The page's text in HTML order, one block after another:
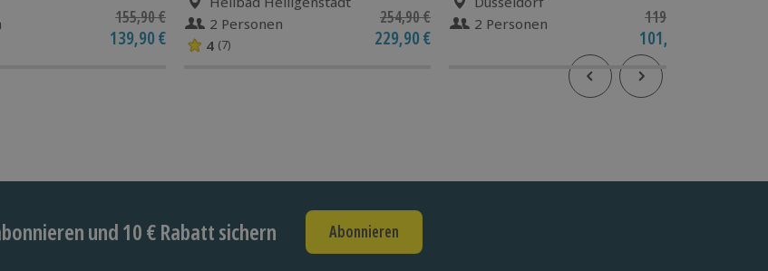
155,90 €
139,90 €
2 Personen
4 (7)
254,90 €
229,90 €
2 Personen
119,90 €
101,90 €
und 10 € Rabatt sichern Abonnieren